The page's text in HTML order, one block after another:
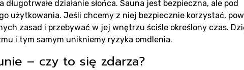
działanie słońca. Sauna jest bezpieczna, ale pod
użytkowania. Jeśli chcemy z niej bezpiecznie korzystać,
zasad i przebywać w jej wnętrzu ściśle określony czas.
i tym samym unikniemy ryzyka omdlenia.
– czy to się zdarza?